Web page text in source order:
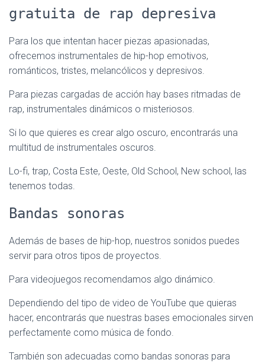
gratuita de rap depresiva
Para los que intentan hacer piezas apasionadas,
ofrecemos instrumentales de hip-hop emotivos,
románticos, tristes, melancólicos y depresivos.
Para piezas cargadas de acción hay bases ritmadas de
rap, instrumentales dinámicos o misteriosos.
Si lo que quieres es crear algo oscuro, encontrarás una
multitud de instrumentales oscuros.
Lo-fi, trap, Costa Este, Oeste, Old School, New school, las
tenemos todas.
Bandas sonoras
Además de bases de hip-hop, nuestros sonidos puedes
servir para otros tipos de proyectos.
Para videojuegos recomendamos algo dinámico.
Dependiendo del tipo de video de YouTube que quieras
hacer, encontrarás que nuestras bases emocionales sirven
perfectamente como música de fondo.
También son adecuadas como bandas sonoras para